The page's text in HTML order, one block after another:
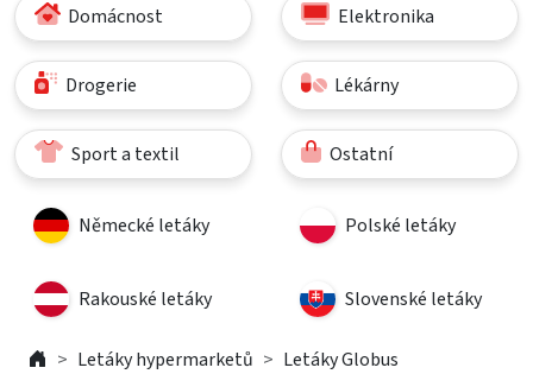
Domácnost Elektronika
Drogerie Lékárny
Sport a textil Ostatní
Německé letáky Polské letáky
Rakouské letáky Slovenské letáky
Letáky hypermarketů
Letáky Globus